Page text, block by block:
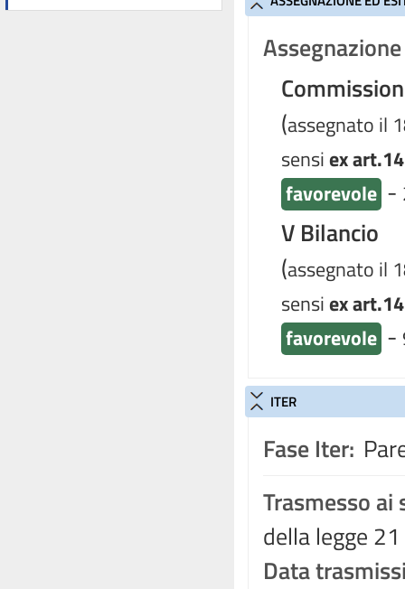
(assegnato il
sensiex
favorevole -
V Bilancio
(assegnato il
sensiex
favorevole -
ITER
Fase Iter:
Trasmesso ai
della legge
Data